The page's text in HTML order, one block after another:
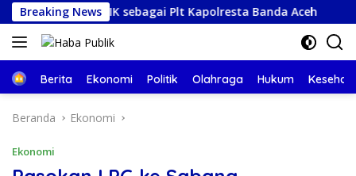
Langsung
ke
konten
Breaking News
Kabid TIK sebagai Plt Kapolresta Banda Aceh
Beranda
Berita Ekonomi Politik Olahraga Hukum
Beranda Ekonomi
Ekonomi